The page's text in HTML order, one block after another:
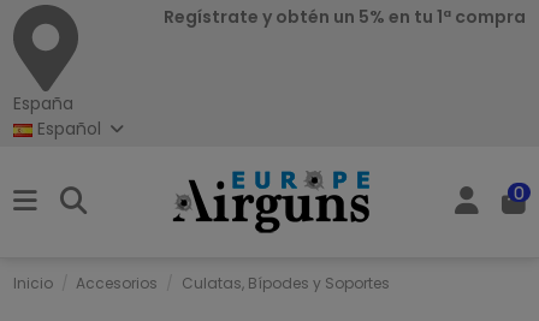
España
Regístrate y obtén un 5% en tu 1ª compra
Español
0
Inicio Accesorios Culatas, Bípodes y Soportes